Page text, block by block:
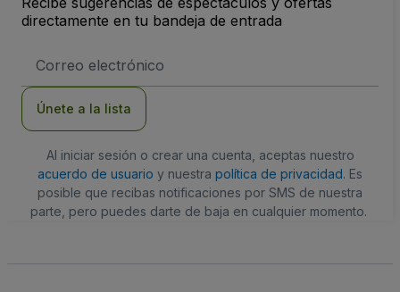
directamente en tu bandeja de entrada
de
Únete a la lista
Al iniciar sesión o crear una cuenta, aceptas nuestro
acuerdo de usuario y nuestra política de privacidad. Es
posible que recibas notificaciones por SMS de nuestra
parte, pero puedes darte de baja en cualquier momento.